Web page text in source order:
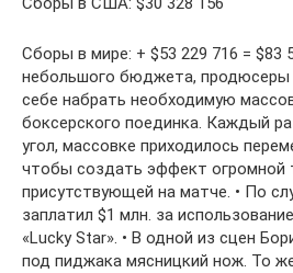
Сборы в мире: + $53 229 716 = $83
небольшого бюджета, продюсеры
себе набрать необходимую
боксерского поединка. Каждый
угол, массовке приходилось
чтобы создать эффект огромной
присутствующей на матче. • По
заплатил $1 млн. за
«Lucky Star». • В одной из сцен
под пиджака мясницкий нож. То